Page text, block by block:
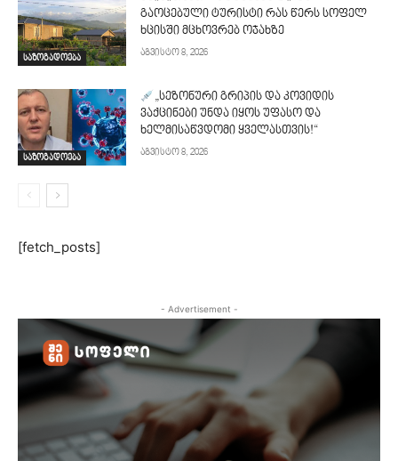
საზოგადოება
გაოცებული ტურისტი რას წერს სოფელ
ხცისში მცხოვრებ ოჯახზე
აგვისტო 8, 2026
საზოგადოება
„სეზონური გრიპის და კოვიდის
ვაქცინები უნდა იყოს უფასო და
ხელმისაწვდომი ყველასთვის!“
აგვისტო 8, 2026
[fetch_posts]
- Advertisement -